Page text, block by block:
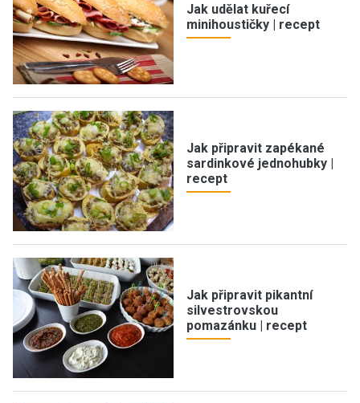
Jak udělat kuřecí
minihoustičky | recept
Jak připravit zapékané
sardinkové jednohubky |
recept
Jak připravit pikantní
silvestrovskou
pomazánku | recept